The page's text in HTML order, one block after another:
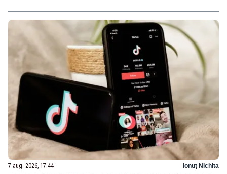
7 aug. 2026, 17:44 Ionuț Nichita